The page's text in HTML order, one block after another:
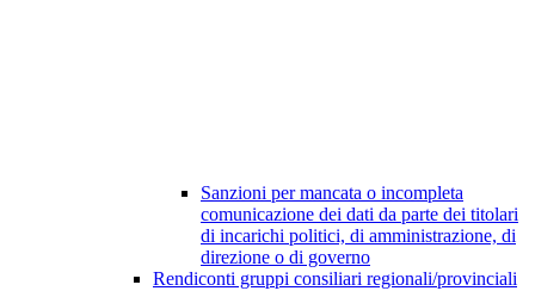
Sanzioni per mancata o incompleta
comunicazione dei dati da parte dei titolari
di incarichi politici, di amministrazione, di
direzione o di governo
Rendiconti gruppi consiliari regionali/provinciali